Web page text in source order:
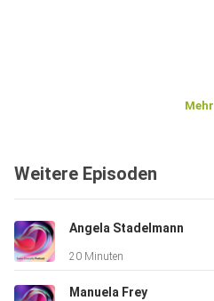
Mehr
Weitere Episoden
Angela Stadelmann
20 Minuten
Manuela Frey